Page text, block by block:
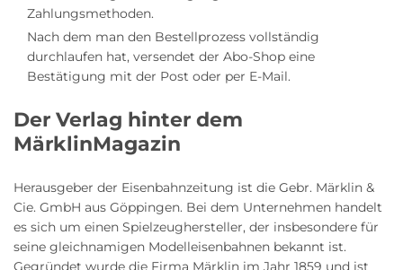
Zahlungsmethoden.
Nach dem man den Bestellprozess vollständig
durchlaufen hat, versendet der Abo-Shop eine
Bestätigung mit der Post oder per E-Mail.
Der Verlag hinter dem
MärklinMagazin
Herausgeber der Eisenbahnzeitung ist die Gebr. Märklin &
Cie. GmbH aus Göppingen. Bei dem Unternehmen handelt
es sich um einen Spielzeughersteller, der insbesondere für
seine gleichnamigen Modelleisenbahnen bekannt ist.
Gegründet wurde die Firma Märklin im Jahr 1859 und ist